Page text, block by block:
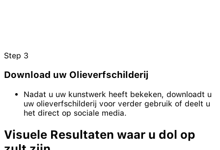
Step 3
Download uw Olieverfschilderij
Nadat u uw kunstwerk heeft bekeken, downloadt u
uw olieverfschilderij voor verder gebruik of deelt u
het direct op sociale media.
Visuele Resultaten waar u dol op